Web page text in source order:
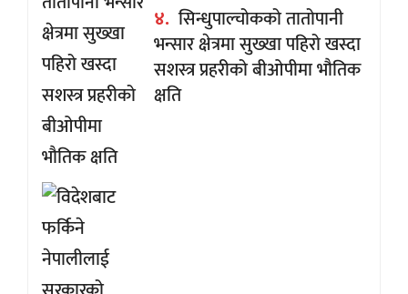
४. सिन्धुपाल्चोकको तातोपानी
भन्सार क्षेत्रमा सुख्खा पहिरो खस्दा
सशस्त्र प्रहरीको बीओपीमा भौतिक
क्षति